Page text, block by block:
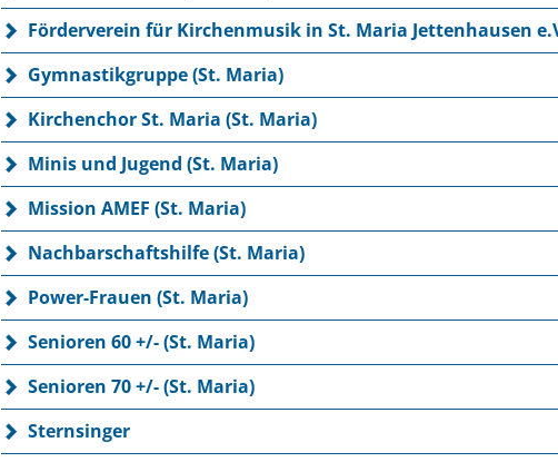
Förderverein für Kirchenmusik in St. Maria Jettenhausen
Gymnastikgruppe (St. Maria)
Kirchenchor St. Maria (St. Maria)
Minis und Jugend (St. Maria)
Mission AMEF (St. Maria)
Nachbarschaftshilfe (St. Maria)
Power-Frauen (St. Maria)
Senioren 60 +/- (St. Maria)
Senioren 70 +/- (St. Maria)
Sternsinger